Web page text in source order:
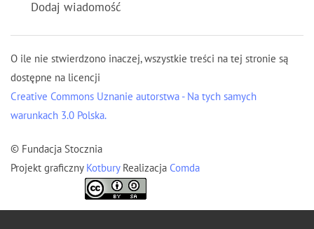
Dodaj wiadomość
O ile nie stwierdzono inaczej, wszystkie treści na tej stronie są
dostępne na licencji
Creative Commons Uznanie autorstwa - Na tych samych
warunkach 3.0 Polska.
© Fundacja Stocznia
Projekt graficzny Kotbury Realizacja Comda